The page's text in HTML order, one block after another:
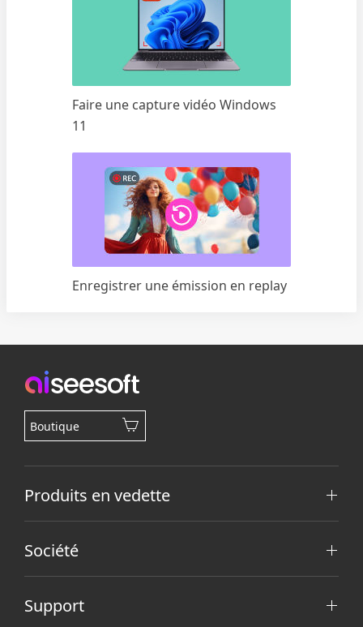
Faire une capture vidéo Windows
11
Enregistrer une émission en replay
Boutique
Produits en vedette
Société
Support